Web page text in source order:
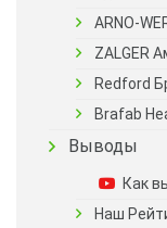
ARNO-
ZALGER
Redford
Brafab
Выводы
Как
Наш